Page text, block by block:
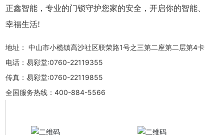
正鑫智能，专业的门锁守护您家的安全，开启你的智能、
幸福生活!
地址：中山市小榄镇高沙社区联荣路1号之三第二座第二层第4卡
电话：易彩堂:0760-22119355
传真：易彩堂:0760-22119855
全国服务热线：400-884-5566